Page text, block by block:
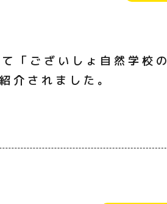
「ございしょ自然学校の
介されました。